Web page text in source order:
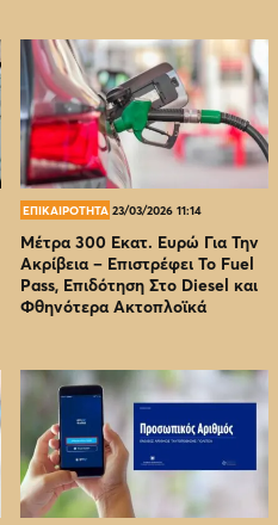
ΕΠΙΚΑΙΡΟΤΗΤΑ 23/03/2026 11:14
Μέτρα 300 Εκατ. Ευρώ Για Την
Ακρίβεια – Επιστρέφει Το Fuel
Pass, Επιδότηση Στο Diesel και
Φθηνότερα Ακτοπλοϊκά